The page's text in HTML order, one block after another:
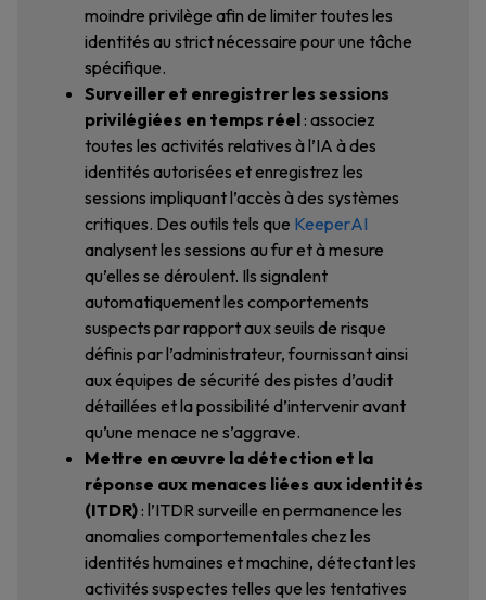
moindre privilège afin de limiter toutes les
identités au strict nécessaire pour une tâche
spécifique.
Surveiller et enregistrer les sessions
privilégiées en temps réel: associez
toutes les activités relatives à l’IA à des
identités autorisées et enregistrez les
sessions impliquant l’accès à des systèmes
critiques. Des outils tels que KeeperAI
analysent les sessions au fur et à mesure
qu’elles se déroulent. Ils signalent
automatiquement les comportements
suspects par rapport aux seuils de risque
définis par l’administrateur, fournissant ainsi
aux équipes de sécurité des pistes d’audit
détaillées et la possibilité d’intervenir avant
qu’une menace ne s’aggrave.
Mettre en œuvre la détection et la
réponse aux menaces liées aux identités
(ITDR): l’ITDR surveille en permanence les
anomalies comportementales chez les
identités humaines et machine, détectant les
activités suspectes telles que les tentatives